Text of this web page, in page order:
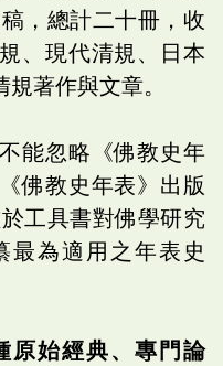
，總計二十冊，收
、現代清規、日本
著作與文章。
能忽略《佛教史年
佛教史年表》出版
工具書對佛學研究
最為適用之年表史
原始經典、專門論